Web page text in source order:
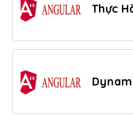
Thực